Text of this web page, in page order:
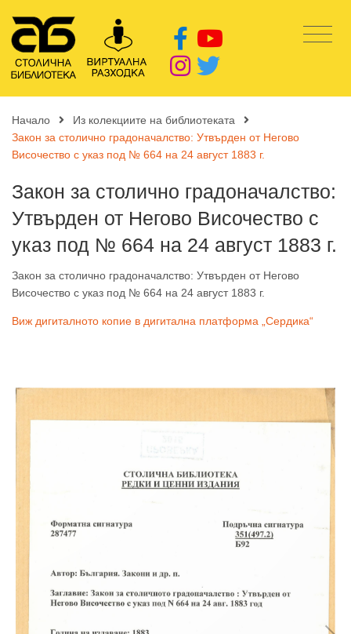
Начало
Из колекциите на библиотеката
Закон за столично градоначалство: Утвърден от Негово
Височество с указ под № 664 на 24 август 1883 г.
Закон за столично градоначалство:
Утвърден от Негово Височество с
указ под № 664 на 24 август 1883 г.
Закон за столично градоначалство: Утвърден от Негово
Височество с указ под № 664 на 24 август 1883 г.
Виж дигиталното копие в дигитална платформа „Сердика“